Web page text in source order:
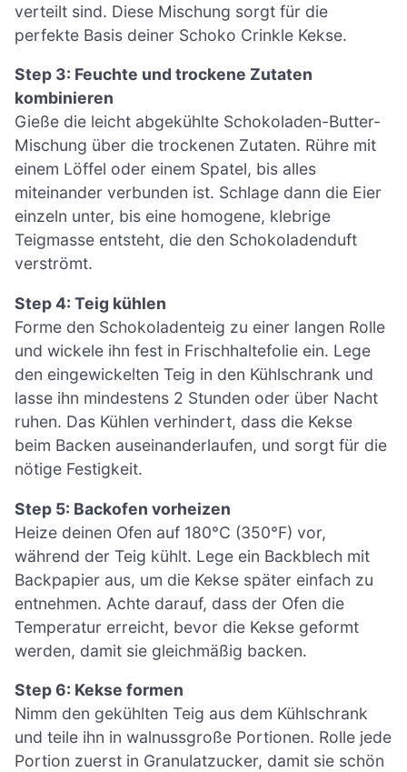
verteilt sind. Diese Mischung sorgt für die
perfekte Basis deiner Schoko Crinkle Kekse.
Step 3: Feuchte und trockene Zutaten
kombinieren
Gieße die leicht abgekühlte Schokoladen-Butter-
Mischung über die trockenen Zutaten. Rühre mit
einem Löffel oder einem Spatel, bis alles
miteinander verbunden ist. Schlage dann die Eier
einzeln unter, bis eine homogene, klebrige
Teigmasse entsteht, die den Schokoladenduft
verströmt.
Step 4: Teig kühlen
Forme den Schokoladenteig zu einer langen Rolle
und wickele ihn fest in Frischhaltefolie ein. Lege
den eingewickelten Teig in den Kühlschrank und
lasse ihn mindestens 2 Stunden oder über Nacht
ruhen. Das Kühlen verhindert, dass die Kekse
beim Backen auseinanderlaufen, und sorgt für die
nötige Festigkeit.
Step 5: Backofen vorheizen
Heize deinen Ofen auf 180°C (350°F) vor,
während der Teig kühlt. Lege ein Backblech mit
Backpapier aus, um die Kekse später einfach zu
entnehmen. Achte darauf, dass der Ofen die
Temperatur erreicht, bevor die Kekse geformt
werden, damit sie gleichmäßig backen.
Step 6: Kekse formen
Nimm den gekühlten Teig aus dem Kühlschrank
und teile ihn in walnussgroße Portionen. Rolle jede
Portion zuerst in Granulatzucker, damit sie schön